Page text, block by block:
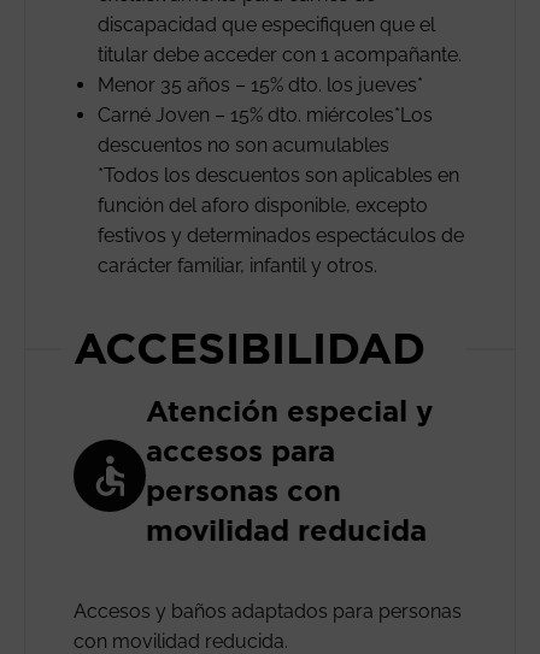
discapacidad que especifiquen que el
titular debe acceder con 1 acompañante.
Menor 35 años – 15% dto. los jueves*
Carné Joven – 15% dto. miércoles*Los
descuentos no son acumulables
*Todos los descuentos son aplicables en
función del aforo disponible, excepto
festivos y determinados espectáculos de
carácter familiar, infantil y otros.
ACCESIBILIDAD
Atención especial y
accesos para
personas con
movilidad reducida
Accesos y baños adaptados para personas
con movilidad reducida.